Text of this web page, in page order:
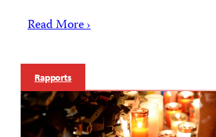
Read More ›
Rapports